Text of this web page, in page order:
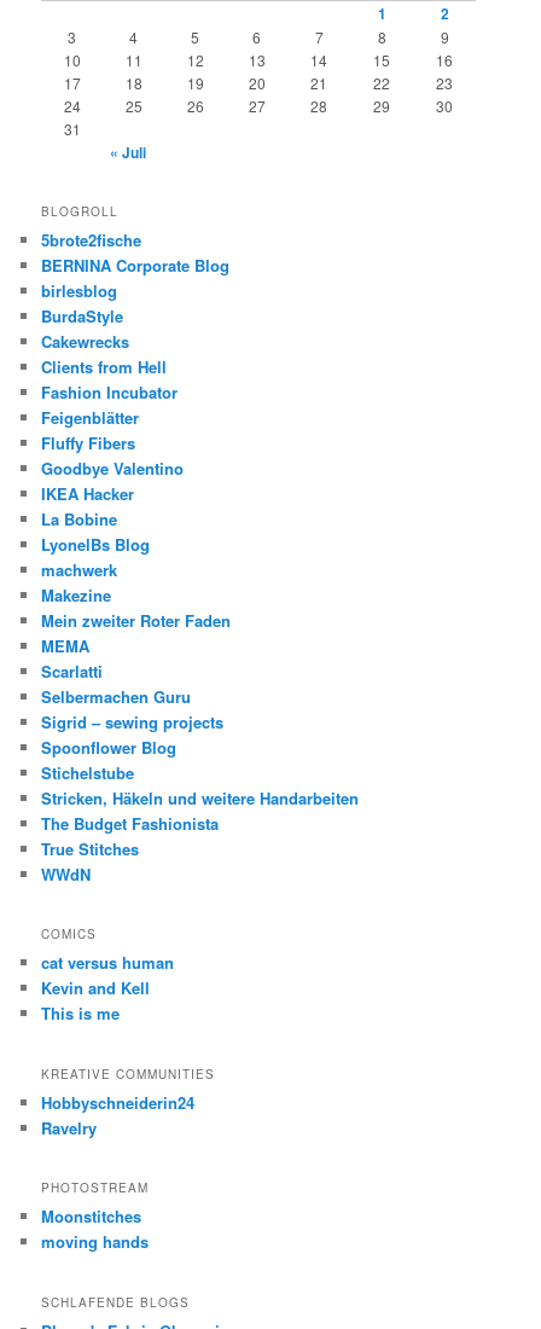
1
2
3 4 5 6 7 8
9
10
11 12 13 14 15
16
17
18 19 20 21 22
23
24
25 26 27 28 29
30
31
« Juli
BLOGROLL
5brote2fische
BERNINA Corporate Blog
birlesblog
BurdaStyle
Cakewrecks
Clients from Hell
Fashion Incubator
Feigenblätter
Fluffy Fibers
Goodbye Valentino
IKEA Hacker
La Bobine
LyonelBs Blog
machwerk
Makezine
Mein zweiter Roter Faden
MEMA
Scarlatti
Selbermachen Guru
Sigrid – sewing projects
Spoonflower Blog
Stichelstube
Stricken, Häkeln und weitere Handarbeiten
The Budget Fashionista
True Stitches
WWdN
COMICS
cat versus human
Kevin and Kell
This is me
KREATIVE COMMUNITIES
Hobbyschneiderin24
Ravelry
PHOTOSTREAM
Moonstitches
moving hands
SCHLAFENDE BLOGS